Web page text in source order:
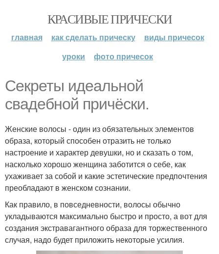
КРАСИВЫЕ ПРИЧЕСКИ
главная как сделать прическу
виды причесок
уроки
фото причесок
Секреты идеальной
свадебной причёски.
Женские волосы - один из обязательных элементов
образа, который способен отразить не только
настроение и характер девушки, но и сказать о том,
насколько хорошо женщина заботится о себе, как
ухаживает за собой и какие эстетические предпочтения
преобладают в женском сознании.
Как правило, в повседневности, волосы обычно
укладываются максимально быстро и просто, а вот для
создания экстравагантного образа для торжественного
случая, надо будет приложить некоторые усилия.